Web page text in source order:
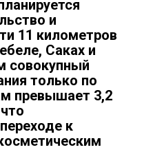
и
11 километров
Саках и
совокупный
только по
превышает 3,2
к